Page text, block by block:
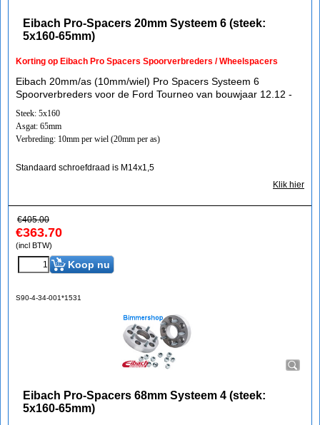
Eibach Pro-Spacers 20mm Systeem 6 (steek:
5x160-65mm)
Korting op Eibach Pro Spacers Spoorverbreders / Wheelspacers
Eibach 20mm/as (10mm/wiel) Pro Spacers Systeem 6
Spoorverbreders voor de Ford Tourneo van bouwjaar 12.12 -
Steek: 5x160
Asgat: 65mm
Verbreding: 10mm per wiel (20mm per as)
Standaard schroefdraad is M14x1,5
Klik hier
€405.00
€363.70
(incl BTW)
Koop nu
S90-4-34-001*1531
Eibach Pro-Spacers 68mm Systeem 4 (steek:
5x160-65mm)